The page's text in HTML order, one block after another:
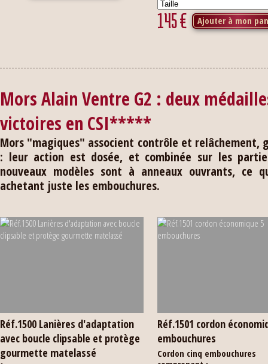
145€ Ajouter à mon
Mors Alain Ventre G2 : deux
victoires en CSI*****
Mors "magiques" associent contrôle et relâchement,
: leur action est dosée, et combinée sur les
nouveaux modèles sont à anneaux ouvrants, ce
achetant juste les embouchures.
Réf.1500 Lanières d'adaptation
avec boucle clipsable et protège
gourmette matelassé
Réf.1501 cordon
embouchures
Cordon cinq embouchures